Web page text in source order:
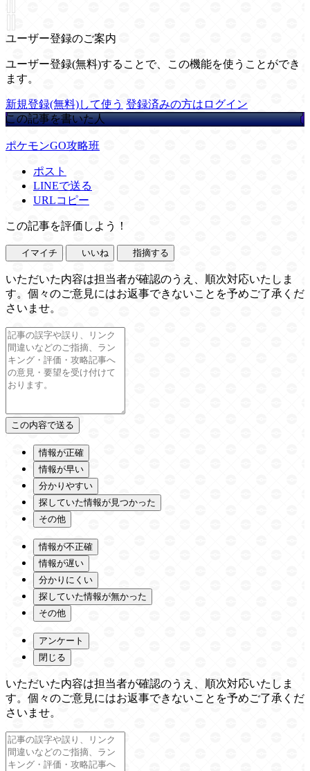
ユーザー登録のご案内
ユーザー登録(無料)することで、この機能を使うことができ
ます。
新規登録(無料)して使う 登録済みの方はログイン
この記事を書いた人
ポケモンGO攻略班
ポスト
LINEで送る
URLコピー
この記事を評価しよう！
イマイチ いいね 指摘する
いただいた内容は担当者が確認のうえ、順次対応いたしま
す。個々のご意見にはお返事できないことを予めご了承くだ
さいませ。
情報が正確
情報が早い
分かりやすい
探していた情報が見つかった
その他
情報が不正確
情報が遅い
分かりにくい
探していた情報が無かった
その他
アンケート
閉じる
いただいた内容は担当者が確認のうえ、順次対応いたしま
す。個々のご意見にはお返事できないことを予めご了承くだ
さいませ。